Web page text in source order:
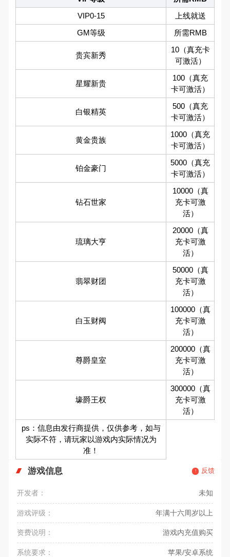
VIP0-15
上线就送
GM等级
所需RMB
贵宾新秀
10（真充卡
可激活）
星耀新贵
100（真充
卡可激活）
白银精英
500（真充
卡可激活）
黄金贵族
1000（真充
卡可激活）
铂金豪门
5000（真充
卡可激活）
钻石世家
10000（真
充卡可激
活）
琉璃大亨
20000（真
充卡可激
活）
翡翠财团
50000（真
充卡可激
活）
白玉财阀
100000（真
充卡可激
活）
尊爵皇室
200000（真
充卡可激
活）
壕爵王权
300000（真
充卡可激
活）
ps：信息由发行商提供，仅供参考，如与
实际不符，请玩家以游戏内实际情况为
准！
游戏信息 反馈
开发者： 未知
游戏评级： 年满十六周岁以上
资费说明： 游戏内充值购买
系统要求： 苹果/安卓系统